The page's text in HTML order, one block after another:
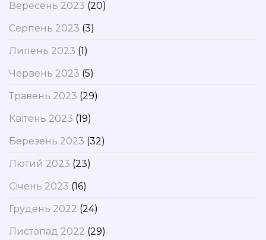
Вересень 2023 (20)
Серпень 2023 (3)
Липень 2023 (1)
Червень 2023 (5)
Травень 2023 (29)
Квітень 2023 (19)
Березень 2023 (32)
Лютий 2023 (23)
Січень 2023 (16)
Грудень 2022 (24)
Листопад 2022 (29)